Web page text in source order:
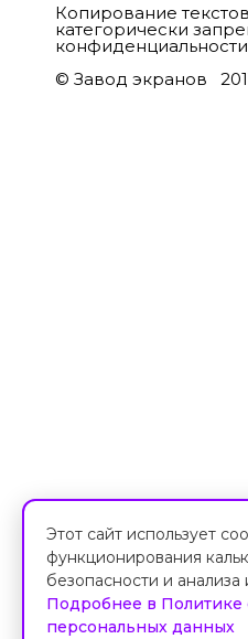
Копирование
категорически
конфиденциальности
© Завод экранов
Этот сайт использует
функционирования
безопасности и анализа
Подробнее в Политике
персональных данных